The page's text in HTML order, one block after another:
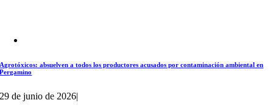
Agrotóxicos: absuelven a todos los productores acusados por contaminación ambiental en
Pergamino
29 de junio de 2026|